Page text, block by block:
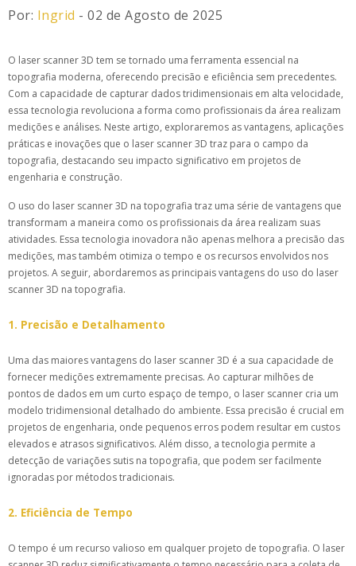
Por: Ingrid - 02 de Agosto de 2025
O laser scanner 3D tem se tornado uma ferramenta essencial na
topografia moderna, oferecendo precisão e eficiência sem precedentes.
Com a capacidade de capturar dados tridimensionais em alta velocidade,
essa tecnologia revoluciona a forma como profissionais da área realizam
medições e análises. Neste artigo, exploraremos as vantagens, aplicações
práticas e inovações que o laser scanner 3D traz para o campo da
topografia, destacando seu impacto significativo em projetos de
engenharia e construção.
O uso do laser scanner 3D na topografia traz uma série de vantagens que
transformam a maneira como os profissionais da área realizam suas
atividades. Essa tecnologia inovadora não apenas melhora a precisão das
medições, mas também otimiza o tempo e os recursos envolvidos nos
projetos. A seguir, abordaremos as principais vantagens do uso do laser
scanner 3D na topografia.
1. Precisão e Detalhamento
Uma das maiores vantagens do laser scanner 3D é a sua capacidade de
fornecer medições extremamente precisas. Ao capturar milhões de
pontos de dados em um curto espaço de tempo, o laser scanner cria um
modelo tridimensional detalhado do ambiente. Essa precisão é crucial em
projetos de engenharia, onde pequenos erros podem resultar em custos
elevados e atrasos significativos. Além disso, a tecnologia permite a
detecção de variações sutis na topografia, que podem ser facilmente
ignoradas por métodos tradicionais.
2. Eficiência de Tempo
O tempo é um recurso valioso em qualquer projeto de topografia. O laser